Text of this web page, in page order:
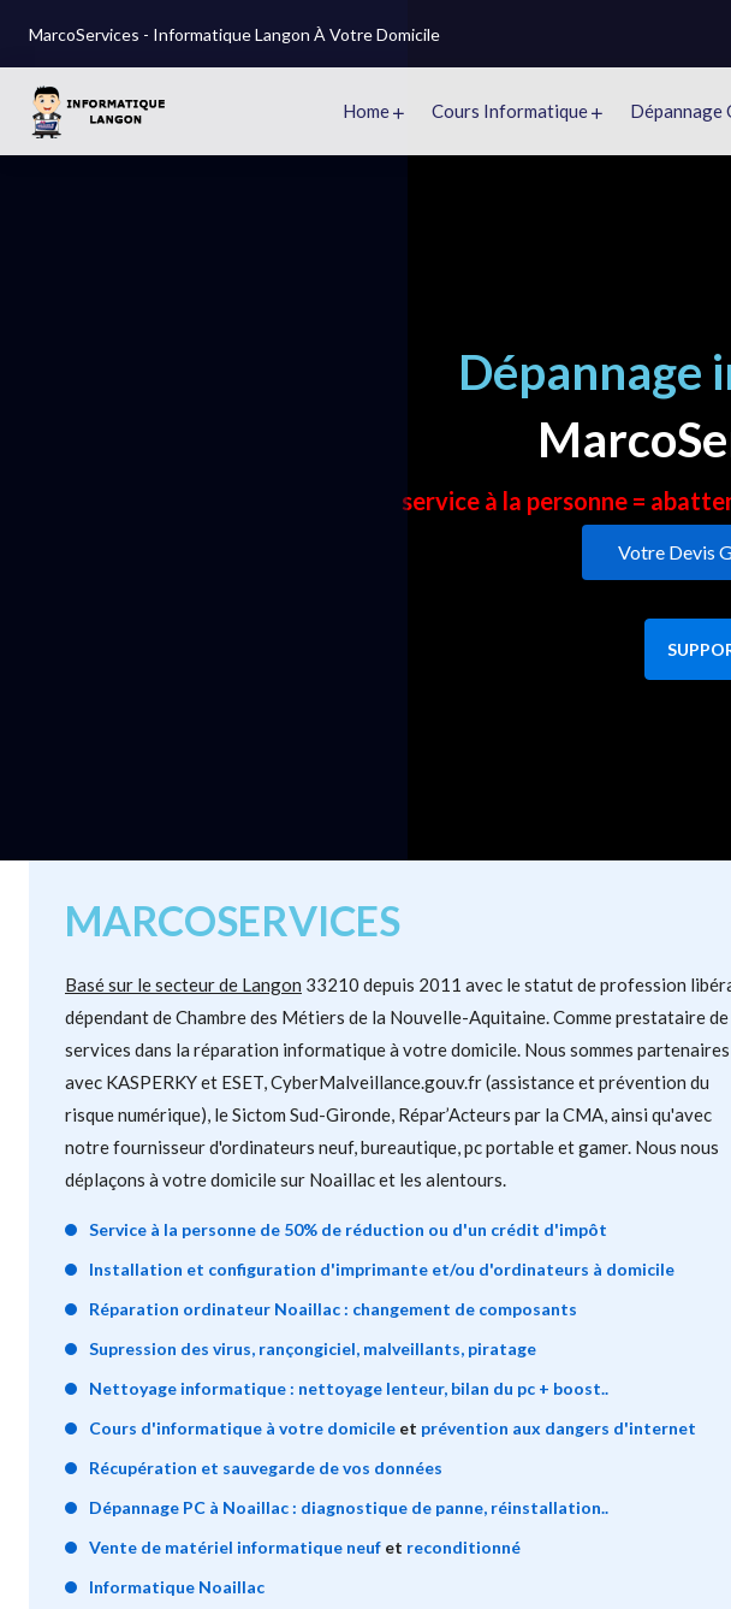
MarcoServices - Informatique Langon À Votre Domicile
Home Cours Informatique Dépannage
Dépannage
service à la personne =
Votre Devis
MARCOSERVICES
Basé sur le secteur de Langon 33210 depuis 2011 avec le statut de profession
dépendant de Chambre des Métiers de la Nouvelle-Aquitaine. Comme prestataire de
services dans la réparation informatique à votre domicile. Nous sommes partenaires
avec KASPERKY et ESET, CyberMalveillance.gouv.fr (assistance et prévention du
risque numérique), le Sictom Sud-Gironde, Répar’Acteurs par la CMA, ainsi qu'avec
notre fournisseur d'ordinateurs neuf, bureautique, pc portable et gamer. Nous nous
déplaçons à votre domicile sur Noaillac et les alentours.
Service à la personne de 50% de réduction ou d'un crédit d'impôt
Installation et configuration d'imprimante et/ou d'ordinateurs à domicile
Réparation ordinateur Noaillac : changement de composants
Supression des virus, rançongiciel, malveillants, piratage
Nettoyage informatique : nettoyage lenteur, bilan du pc + boost..
Cours d'informatique à votre domicile et prévention aux dangers d'internet
Récupération et sauvegarde de vos données
Dépannage PC à Noaillac : diagnostique de panne, réinstallation..
Vente de matériel informatique neuf et reconditionné
Informatique Noaillac